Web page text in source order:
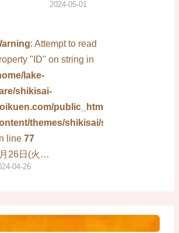
2024-05-01
: Attempt to read
"ID" on string in
lake-
shikisai-
public_html/wp-
themes/shikisai/single.php
line 77
26日(火…
04-26